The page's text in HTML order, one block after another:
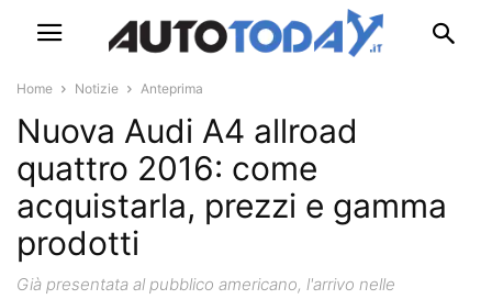
Home Notizie Anteprima
Nuova Audi A4 allroad
quattro 2016: come
acquistarla, prezzi e gamma
prodotti
Già presentata al pubblico americano, l'arrivo nelle